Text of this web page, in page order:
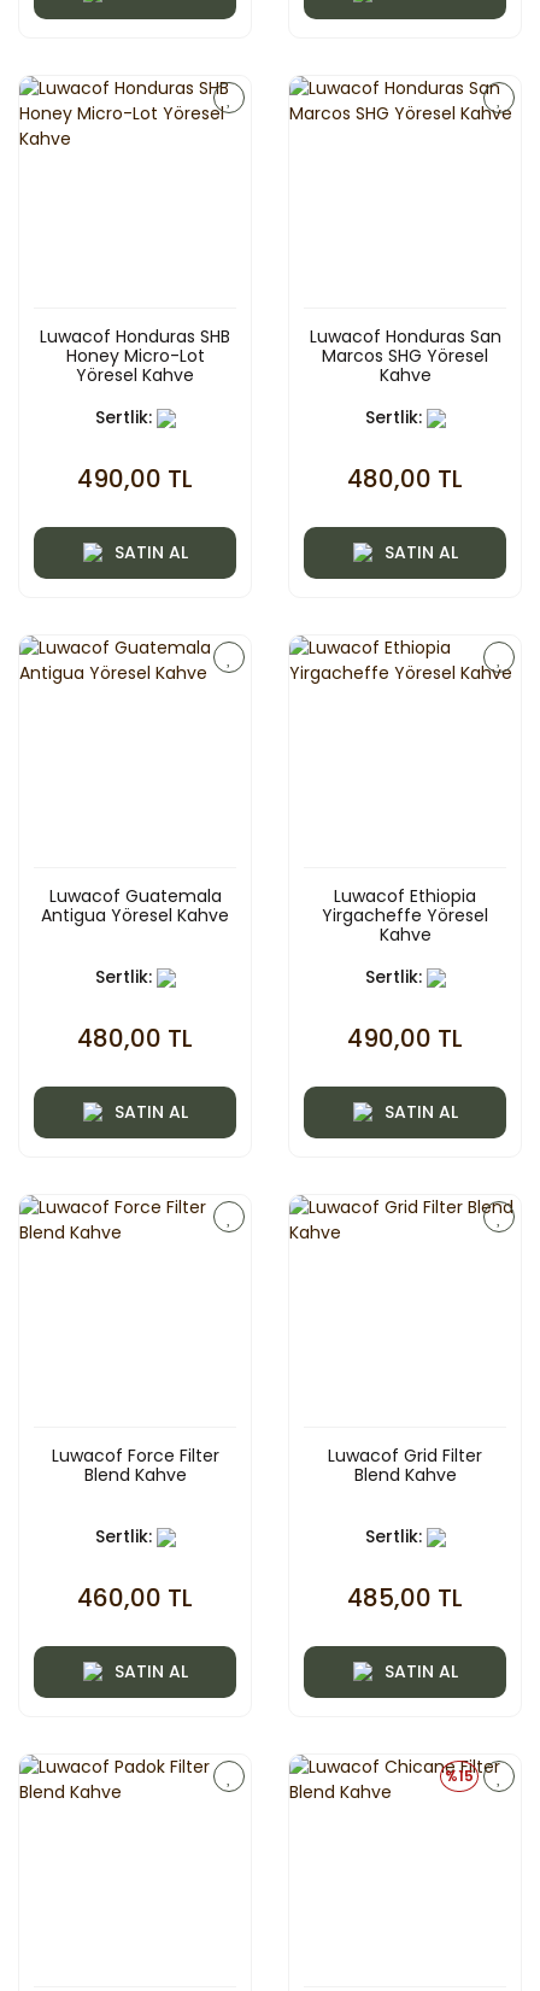
Luwacof Honduras SHB
Honey Micro-Lot
Yöresel Kahve
Sertlik:
490,00 TL
SATIN AL
Luwacof Honduras San
Marcos SHG Yöresel
Kahve
Sertlik:
480,00 TL
SATIN AL
Luwacof Guatemala
Antigua Yöresel Kahve
Sertlik:
480,00 TL
SATIN AL
Luwacof Ethiopia
Yirgacheffe Yöresel
Kahve
Sertlik:
490,00 TL
SATIN AL
Luwacof Force Filter
Blend Kahve
Sertlik:
460,00 TL
SATIN AL
Luwacof Grid Filter
Blend Kahve
Sertlik:
485,00 TL
SATIN AL
%15